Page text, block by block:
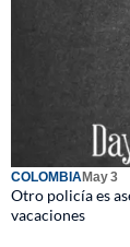
COLOMBIAMay 3
Otro policía es
vacaciones